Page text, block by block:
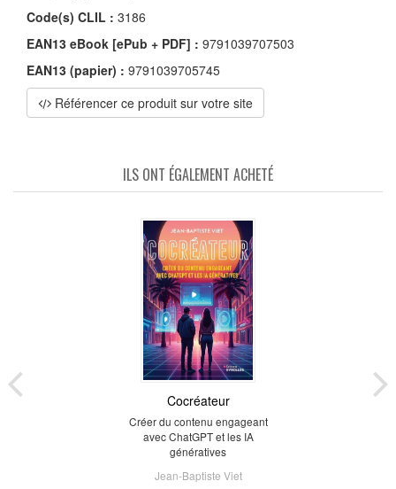
Code(s) CLIL : 3186
EAN13 eBook [ePub + PDF] : 9791039707503
EAN13 (papier) : 9791039705745
Référencer ce produit sur votre site
ILS ONT ÉGALEMENT ACHETÉ
Cocréateur
Créer du contenu engageant
avec ChatGPT et les IA
génératives
Jean-Baptiste Viet